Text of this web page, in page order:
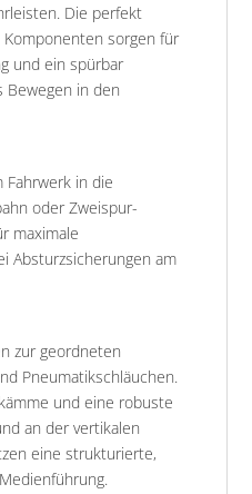
Die perfekt
sorgen für
und ein spürbar
Bewegen in den
Fahrwerk in die
oder Zweispur-
maximale
Absturzsicherungen am
zur geordneten
Pneumatikschläuchen.
und eine robuste
an der vertikalen
eine strukturierte,